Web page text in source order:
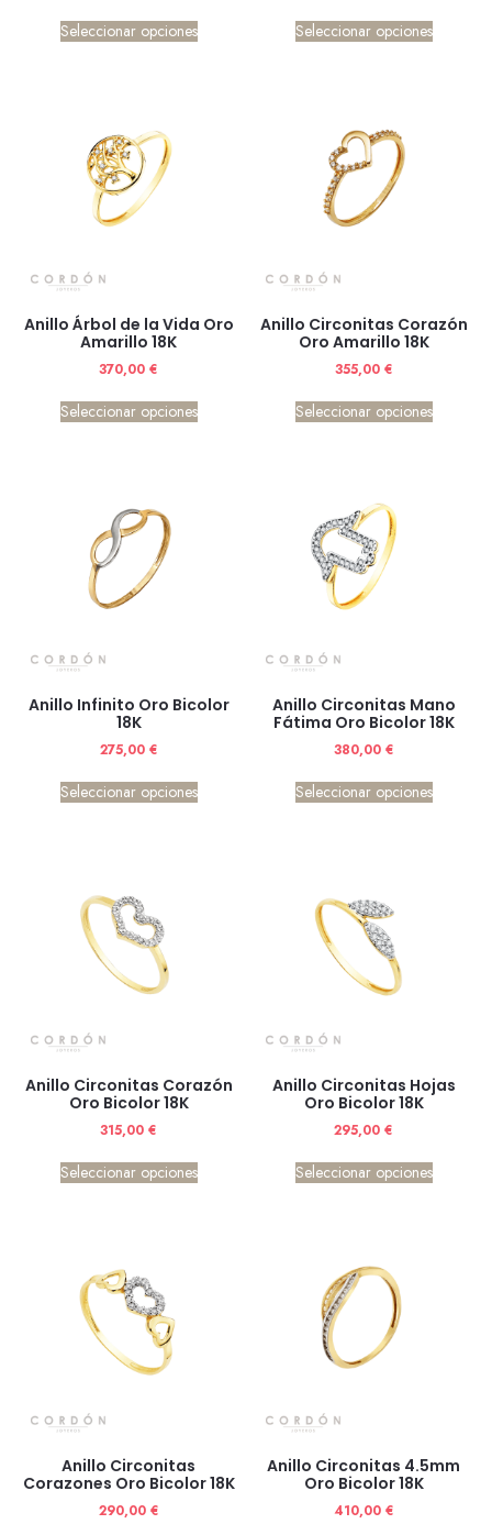
Seleccionar opciones Seleccionar opciones
Anillo Árbol de la Vida Oro
Amarillo 18K
370,00 €
Seleccionar opciones
Anillo Circonitas Corazón
Oro Amarillo 18K
355,00 €
Seleccionar opciones
Anillo Infinito Oro Bicolor
18K
275,00 €
Seleccionar opciones
Anillo Circonitas Mano
Fátima Oro Bicolor 18K
380,00 €
Seleccionar opciones
Anillo Circonitas Corazón
Oro Bicolor 18K
315,00 €
Seleccionar opciones
Anillo Circonitas Hojas
Oro Bicolor 18K
295,00 €
Seleccionar opciones
Anillo Circonitas
Corazones Oro Bicolor 18K
290,00 €
Anillo Circonitas 4.5mm
Oro Bicolor 18K
410,00 €